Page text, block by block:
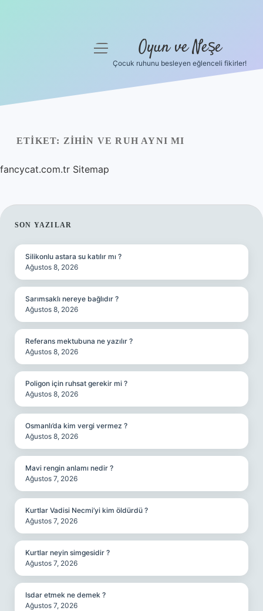
Yasal Uyarı
Hakkımızda
menüyü
Oyun ve Neşe
Çocuk ruhunu besleyen eğlenceli fikirler!
ETIKET: ZIHIN VE RUH AYNI MI
fancycat.com.tr Sitemap
SIDEBAR
SON YAZILAR
Silikonlu astara su katılır mı ?
Ağustos 8, 2026
Sarımsaklı nereye bağlıdır ?
Ağustos 8, 2026
Referans mektubuna ne yazılır ?
Ağustos 8, 2026
Poligon için ruhsat gerekir mi ?
Ağustos 8, 2026
Osmanlı’da kim vergi vermez ?
Ağustos 8, 2026
Mavi rengin anlamı nedir ?
Ağustos 7, 2026
Kurtlar Vadisi Necmi’yi kim öldürdü ?
Ağustos 7, 2026
Kurtlar neyin simgesidir ?
Ağustos 7, 2026
Isdar etmek ne demek ?
Ağustos 7, 2026